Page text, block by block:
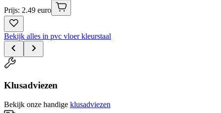
Prijs: 2.49 euro
Bekijk alles in pvc vloer kleurstaal
Klusadviezen
Bekijk onze handige klusadviezen